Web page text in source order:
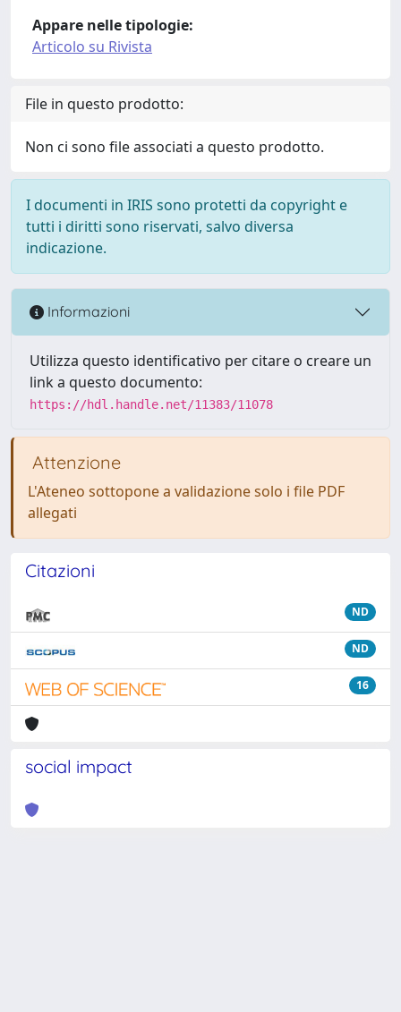
Appare nelle tipologie:
Articolo su Rivista
File in questo prodotto:
Non ci sono file associati a questo prodotto.
I documenti in IRIS sono protetti da copyright e
tutti i diritti sono riservati, salvo diversa
indicazione.
Informazioni
Utilizza questo identificativo per citare o creare un
link a questo documento:
https://hdl.handle.net/11383/11078
Attenzione
L'Ateneo sottopone a validazione solo i file PDF
allegati
Citazioni
ND
ND
16
social impact